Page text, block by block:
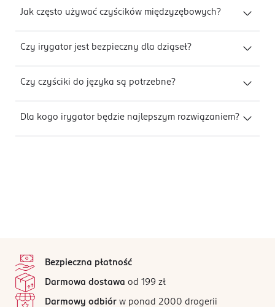
Jak często używać czyścików międzyzębowych?
Czy irygator jest bezpieczny dla dziąseł?
Czy czyściki do języka są potrzebne?
Dla kogo irygator będzie najlepszym rozwiązaniem?
Bezpieczna płatność
Darmowa dostawa od 199 zł
Darmowy odbiór w ponad 2000 drogerii